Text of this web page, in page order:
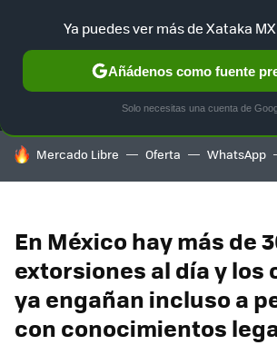
MENÚ
GAMING HOME AUTO
HOY SE HABLA DE
Mercado Libre Oferta WhatsApp
En México hay más de
extorsiones al día y los
ya engañan incluso a
con conocimientos
Ya puedes ver más de Xataka
Añádenos como fuente
Solo necesitas una cuenta de